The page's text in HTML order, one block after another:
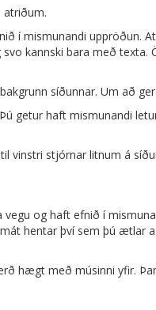
atriðum.
í mismunandi uppröðun.
kannski bara með
síðunnar. Um að
getur haft mismunandi
vinstri stjórnar litnum á
og haft efnið í
hentar því sem þú ætlar
hægt með músinni yfir.